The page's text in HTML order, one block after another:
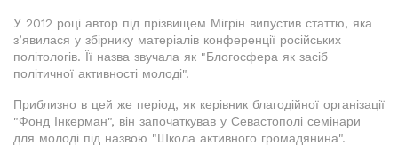
У 2012 році автор під прізвищем Мігрін випустив статтю, яка
з’явилася у збірнику матеріалів конференції російських
політологів. Її назва звучала як "Блогосфера як засіб
політичної активності молоді".
Приблизно в цей же період, як керівник благодійної організації
"Фонд Інкерман", він започаткував у Севастополі семінари
для молоді під назвою "Школа активного громадянина".